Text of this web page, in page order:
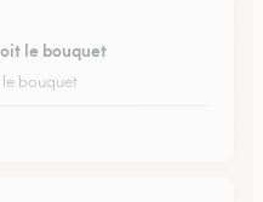
le bouquet
bouquet